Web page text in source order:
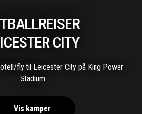
CITY
fly til Leicester City på King Power
Stadium
Vis kamper